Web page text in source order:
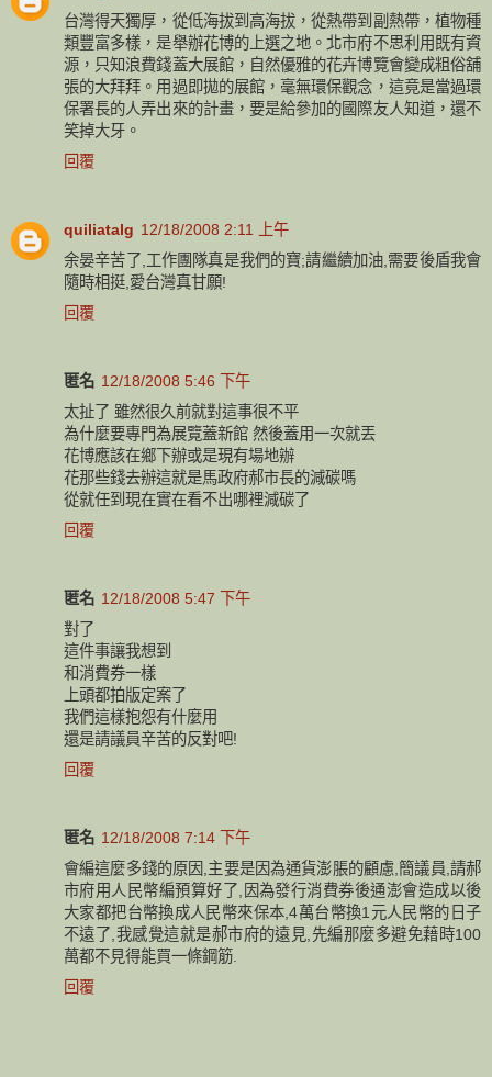
台灣得天獨厚，從低海拔到高海拔，從熱帶到副熱帶，植物種
類豐富多樣，是舉辦花博的上選之地。北市府不思利用既有資
源，只知浪費錢蓋大展館，自然優雅的花卉博覽會變成粗俗舖
張的大拜拜。用過即拋的展館，毫無環保觀念，這竟是當過環
保署長的人弄出來的計畫，要是給參加的國際友人知道，還不
笑掉大牙。
回覆
quiliatalg 12/18/2008 2:11 上午
余晏辛苦了,工作團隊真是我們的寶;請繼續加油,需要後盾我會
隨時相挺,愛台灣真甘願!
回覆
匿名 12/18/2008 5:46 下午
太扯了 雖然很久前就對這事很不平
為什麼要專門為展覽蓋新館 然後蓋用一次就丟
花博應該在鄉下辦或是現有場地辦
花那些錢去辦這就是馬政府郝市長的減碳嗎
從就任到現在實在看不出哪裡減碳了
回覆
匿名 12/18/2008 5:47 下午
對了
這件事讓我想到
和消費券一樣
上頭都拍版定案了
我們這樣抱怨有什麼用
還是請議員辛苦的反對吧!
回覆
匿名 12/18/2008 7:14 下午
會編這麼多錢的原因,主要是因為通貨澎脹的顧慮,簡議員,請郝
市府用人民幣編預算好了,因為發行消費券後通澎會造成以後
大家都把台幣換成人民幣來保本,4萬台幣換1元人民幣的日子
不遠了,我感覺這就是郝市府的遠見,先編那麼多避免藉時100
萬都不見得能買一條鋼筋.
回覆